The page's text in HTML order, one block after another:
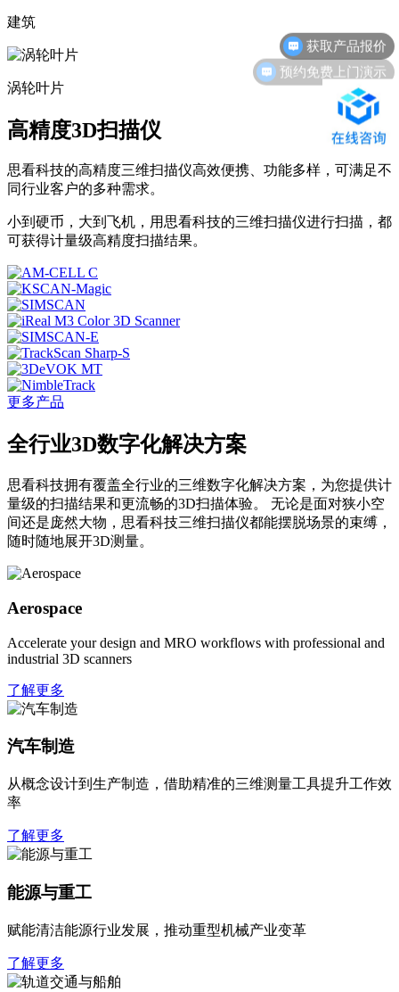
建筑
涡轮叶片
高精度3D扫描仪
思看科技的高精度三维扫描仪高效便携、功能多样，可满足不
同行业客户的多种需求。
小到硬币，大到飞机，用思看科技的三维扫描仪进行扫描，都
可获得计量级高精度扫描结果。
更多产品
全行业3D数字化解决方案
思看科技拥有覆盖全行业的三维数字化解决方案，为您提供计
量级的扫描结果和更流畅的3D扫描体验。 无论是面对狭小空
间还是庞然大物，思看科技三维扫描仪都能摆脱场景的束缚，
随时随地展开3D测量。
Aerospace
Accelerate your design and MRO workflows with professional and
industrial 3D scanners
了解更多
汽车制造
从概念设计到生产制造，借助精准的三维测量工具提升工作效
率
了解更多
能源与重工
赋能清洁能源行业发展，推动重型机械产业变革
了解更多
预约免费上门演示